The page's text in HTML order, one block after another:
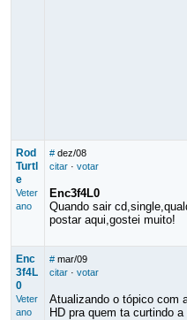
Rod
Turtl
e
Veter
ano
# dez/08
citar· votar
Enc3f4L0
Quando sair
postar aqui,gostei muito!
Enc
3f4L
0
Veter
ano
# mar/09
citar· votar
Atualizando o tópico com
HD pra quem ta curtindo